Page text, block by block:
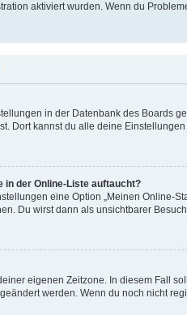
aktiviert wurden. Wenn du
in der Datenbank des Boards
Dort kannst du alle deine
in der Online-Liste auftaucht?
eine Option „Meinen Online-
Du wirst dann als unsichtbarer
eigenen Zeitzone. In diesem Fall
werden. Wenn du noch nicht